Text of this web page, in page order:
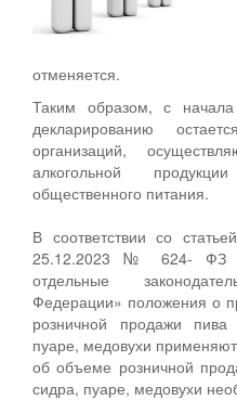
отменяется.
Таким образом, с
декларированию
организаций,
алкогольной
общественного питания.
В соответствии со
25.12.2023 № 624- ФЗ
отдельные
Федерации» положения о
розничной продажи
пуаре, медовухи
об объеме розничной
сидра, пуаре, медовухи